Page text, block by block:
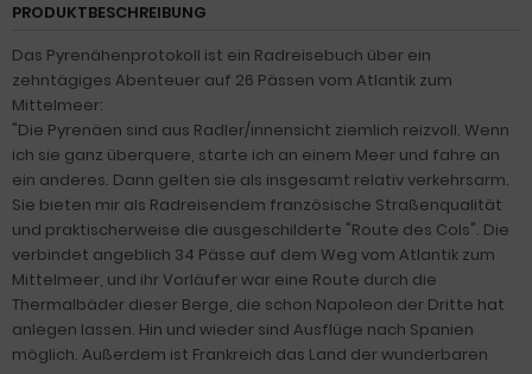
PRODUKTBESCHREIBUNG
Das Pyrenähenprotokoll ist ein Radreisebuch über ein
zehntägiges Abenteuer auf 26 Pässen vom Atlantik zum
Mittelmeer:
"Die Pyrenäen sind aus Radler/innensicht ziemlich reizvoll. Wenn
ich sie ganz überquere, starte ich an einem Meer und fahre an
ein anderes. Dann gelten sie als insgesamt relativ verkehrsarm.
Sie bieten mir als Radreisendem französische Straßenqualität
und praktischerweise die ausgeschilderte "Route des Cols". Die
verbindet angeblich 34 Pässe auf dem Weg vom Atlantik zum
Mittelmeer, und ihr Vorläufer war eine Route durch die
Thermalbäder dieser Berge, die schon Napoleon der Dritte hat
anlegen lassen. Hin und wieder sind Ausflüge nach Spanien
möglich. Außerdem ist Frankreich das Land der wunderbaren